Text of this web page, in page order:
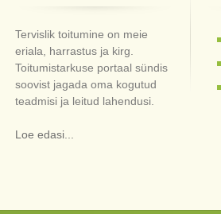
Tervislik toitumine on meie
eriala, harrastus ja kirg.
Toitumistarkuse portaal sündis
soovist jagada oma kogutud
teadmisi ja leitud lahendusi.
Loe edasi...